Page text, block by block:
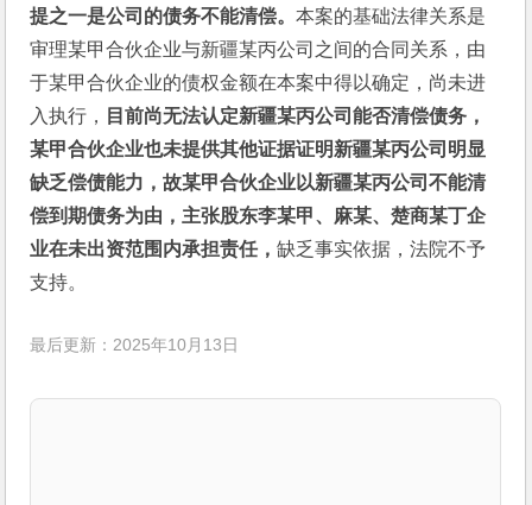
提之一是公司的债务不能清偿。本案的基础法律关系是
审理某甲合伙企业与新疆某丙公司之间的合同关系，由
于某甲合伙企业的债权金额在本案中得以确定，尚未进
入执行，
目前尚无法认定新疆某丙公司能否清偿债务，
某甲合伙企业也未提供其他证据证明新疆某丙公司明显
缺乏偿债能力，故某甲合伙企业以新疆某丙公司不能清
偿到期债务为由，主张股东李某甲、麻某、楚商某丁企
业在未出资范围内承担责任，缺乏事实依据，法院不予
支持。
最后更新：2025年10月13日